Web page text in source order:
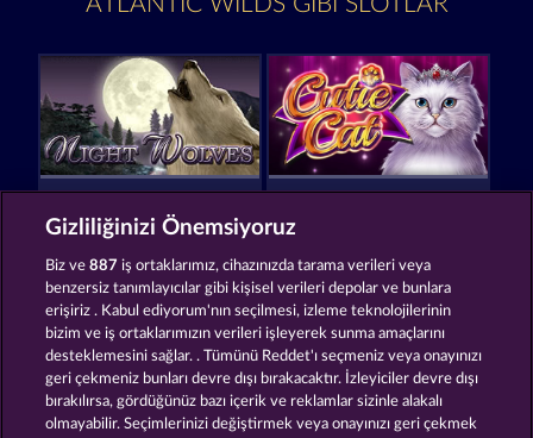
Night Wolves Cutie Cat
Beautiful Nature Duck Shooter
Gizliliğinizi Önemsiyoruz
Biz ve887 iş ortaklarımız, cihazınızda tarama verileri veya
benzersiz tanımlayıcılar gibi kişisel verileri depolar ve bunlara
erişiriz . Kabul ediyorum'nın seçilmesi, izleme teknolojilerinin
bizim ve iş ortaklarımızın verileri işleyerek sunma amaçlarını
desteklemesini sağlar. . Tümünü Reddet'ı seçmeniz veya onayınızı
geri çekmeniz bunları devre dışı bırakacaktır. İzleyiciler devre dışı
bırakılırsa, gördüğünüz bazı içerik ve reklamlar sizinle alakalı
olmayabilir. Seçimlerinizi değiştirmek veya onayınızı geri çekmek